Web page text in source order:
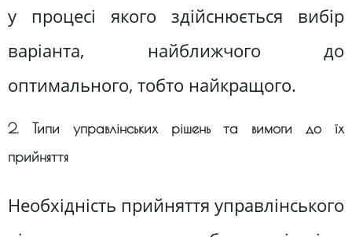
у процесі якого здійснюється вибір
варіанта, найближчого до
оптимального, тобто найкращого.
2. Типи управлінських рішень та вимоги до їх
прийняття
Необхідність прийняття управлінського